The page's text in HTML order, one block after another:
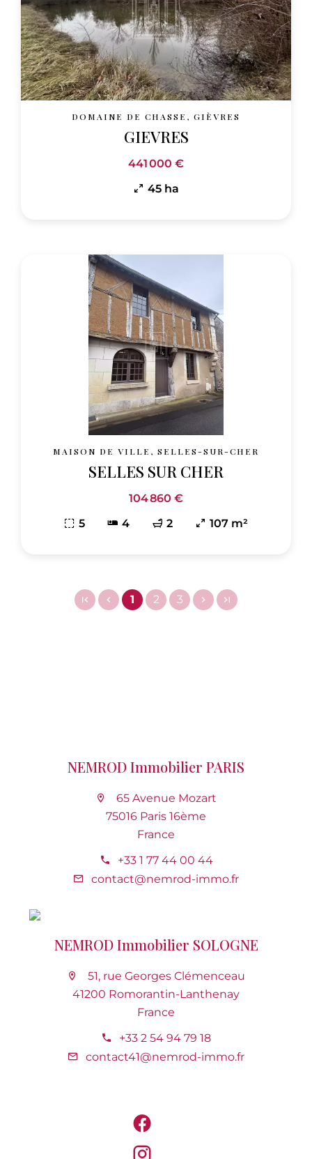
DOMAINE DE CHASSE, GIÈVRES
GIEVRES
441 000 €
45 ha
MAISON DE VILLE, SELLES-SUR-CHER
SELLES SUR CHER
104 860 €
5
4 2 107 m²
1 2 3
NEMROD Immobilier PARIS
65 Avenue Mozart
75016 Paris 16ème
France
+33 1 77 44 00 44
contact@nemrod-immo.fr
NEMROD Immobilier SOLOGNE
51, rue Georges Clémenceau
41200 Romorantin-Lanthenay
France
+33 2 54 94 79 18
contact41@nemrod-immo.fr